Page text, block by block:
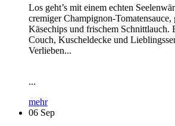
Los geht’s mit einem echten
cremiger Champignon-
Käsechips und frischem Schnittlauch.
Couch, Kuscheldecke und
Verlieben...
...
mehr
06 Sep